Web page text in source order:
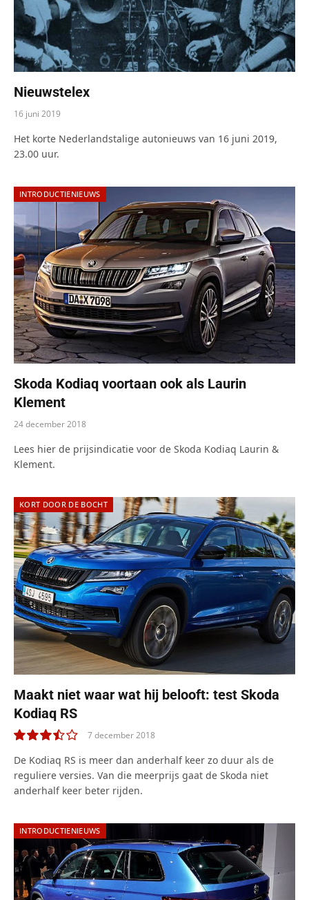
Nieuwstelex
16 juni 2019
Het korte Nederlandstalige autonieuws van 16 juni 2019,
23.00 uur.
INTRODUCTIENIEUWS
Skoda Kodiaq voortaan ook als Laurin
Klement
24 december 2018
Lees hier de prijsindicatie voor de Skoda Kodiaq Laurin &
Klement.
KORT DOOR DE BOCHT
Maakt niet waar wat hij belooft: test Skoda
Kodiaq RS
7.0
7 december 2018
De Kodiaq RS is meer dan anderhalf keer zo duur als de
reguliere versies. Van die meerprijs gaat de Skoda niet
anderhalf keer beter rijden.
INTRODUCTIENIEUWS